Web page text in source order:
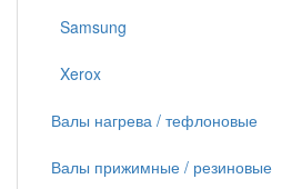
Samsung
Xerox
Валы нагрева / тефлоновые
Валы прижимные / резиновые